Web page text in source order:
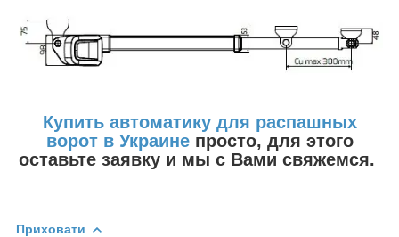
Купить автоматику для распашных
ворот в Украинепросто, для этого
оставьте заявку и мы с Вами свяжемся.
Приховати